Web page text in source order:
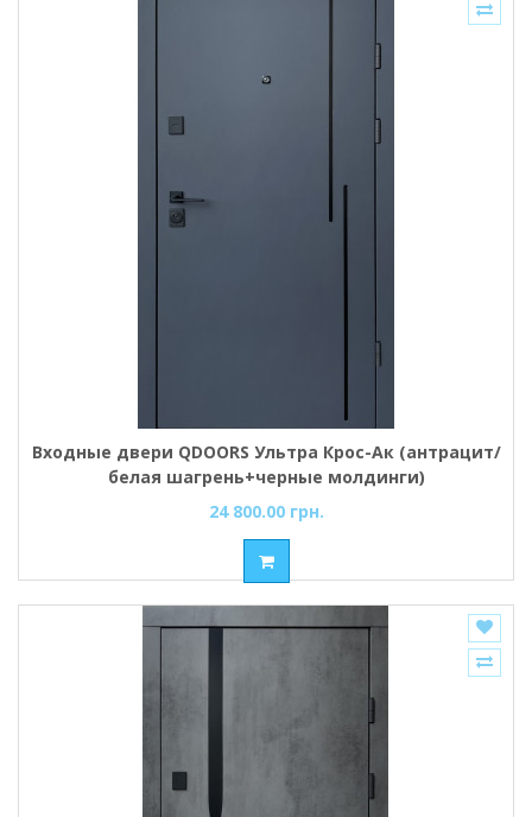
Входные двери QDOORS Ультра Крос-Ак (антрацит/
белая шагрень+черные молдинги)
24 800.00 грн.